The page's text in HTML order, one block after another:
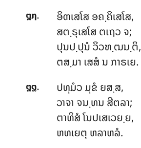
໘໗.
ອິຓເສໂສ ອຄ຺ຄິເສໂສ,
ສຕ຺ຣຸເສໂສ ຕເຖວ ຈ;
ປຸນປ຺ປຸນໍ ວິວຑ຺ຒນ຺ຕິ,
ຕສ຺ມາ ເສສໍ ນ ກາຣເຍ.
໘໘.
ປທຸມໍວ ມຸຂໍ ຍສ຺ສ,
ວາຈາ ຈນ຺ທນ ສີຕລາ;
ຕາທິສໍ ໂນປເສເວຍ຺ຍ,
ຫທເຍຕຸ ຫລາຫລໍ.